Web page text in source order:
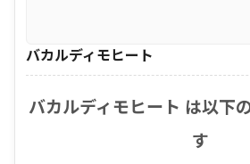
バカルディモヒート
バカルディモヒート は以下
す